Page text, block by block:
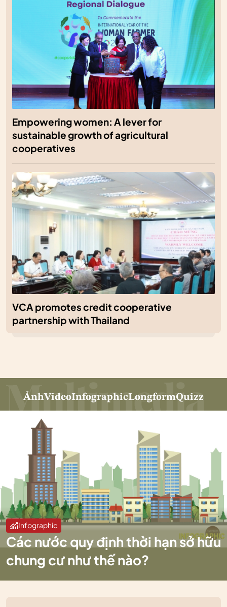
Empowering women: A lever for
sustainable growth of agricultural
cooperatives
VCA promotes credit cooperative
partnership with Thailand
ẢnhVideoInfographicLongformQuizz
Infographic
Các nước quy định thời hạn sở hữu
chung cư như thế nào?